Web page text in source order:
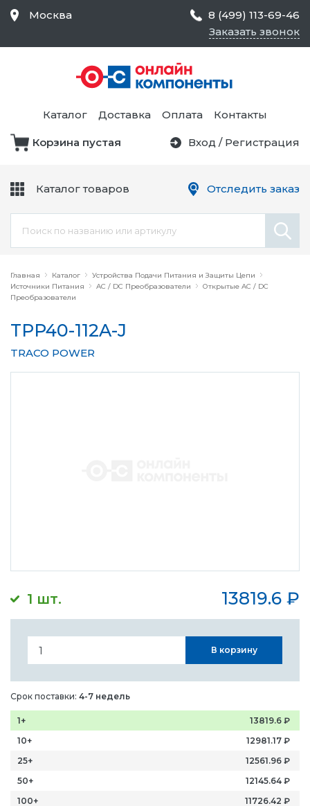
Главная Каталог
Устройства Подачи Питания и Защиты Цепи
Источники Питания
AC / DC Преобразователи
Открытые AC / DC
Преобразователи
TPP40-112A-J
TRACO POWER
1 шт. 13819.6 ₽
В корзину
Срок поставки: 4-7 недель
1+ 13819.6 ₽
10+
12981.17 ₽
25+
12561.96 ₽
50+
12145.64 ₽
100+
11726.42 ₽
Москва
8 (499) 113-69-46
Заказать звонок
Каталог Доставка Оплата Контакты
Корзина пустая Вход / Регистрация
Каталог товаров
Средства Контроля
Статического
Электричества и
Безопасности,
Товары для Чистых
Цепи
Оборудование
Отследить заказ